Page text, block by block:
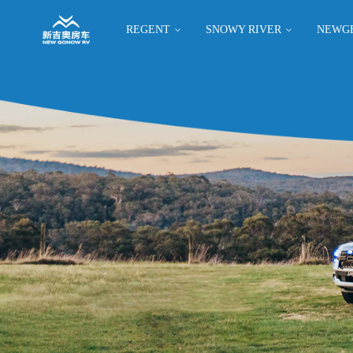
REGENT SNOWY RIVER